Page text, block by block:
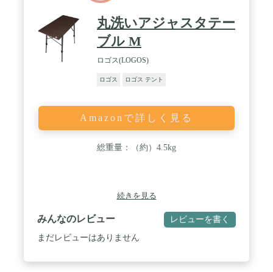
丸洗いアジャスタテー
ブル M
ロゴス(LOGOS)
ロゴス ロゴス テント
Amazonで詳しく見る
総重量：（約）4.5kg
続きを見る
みんなのレビュー レビューを書く
まだレビューはありません